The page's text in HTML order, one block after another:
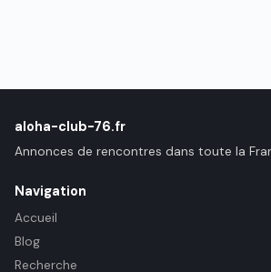
aloha-club-76.fr
Annonces de rencontres dans toute la
Navigation
Accueil
Blog
Recherche